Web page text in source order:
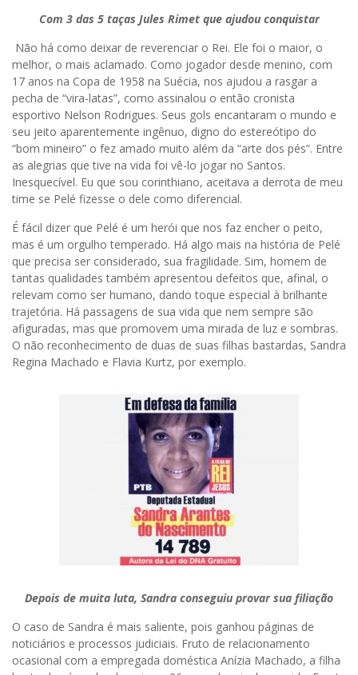
Com 3 das 5 taças Jules Rimet que ajudou conquistar
Não há como deixar de reverenciar o Rei. Ele foi o maior, o
melhor, o mais aclamado. Como jogador desde menino, com
17 anos na Copa de 1958 na Suécia, nos ajudou a rasgar a
pecha de “vira-latas”, como assinalou o então cronista
esportivo Nelson Rodrigues. Seus gols encantaram o mundo e
seu jeito aparentemente ingênuo, digno do estereótipo do
“bom mineiro” o fez amado muito além da “arte dos pés”. Entre
as alegrias que tive na vida foi vê-lo jogar no Santos.
Inesquecível. Eu que sou corinthiano, aceitava a derrota de meu
time se Pelé fizesse o dele como diferencial.
É fácil dizer que Pelé é um herói que nos faz encher o peito,
mas é um orgulho temperado. Há algo mais na história de Pelé
que precisa ser considerado, sua fragilidade. Sim, homem de
tantas qualidades também apresentou defeitos que, afinal, o
relevam como ser humano, dando toque especial à brilhante
trajetória. Há passagens de sua vida que nem sempre são
afiguradas, mas que promovem uma mirada de luz e sombras.
O não reconhecimento de duas de suas filhas bastardas, Sandra
Regina Machado e Flavia Kurtz, por exemplo.
Depois de muita luta, Sandra conseguiu provar sua filiação
O caso de Sandra é mais saliente, pois ganhou páginas de
noticiários e processos judiciais. Fruto de relacionamento
ocasional com a empregada doméstica Anízia Machado, a filha